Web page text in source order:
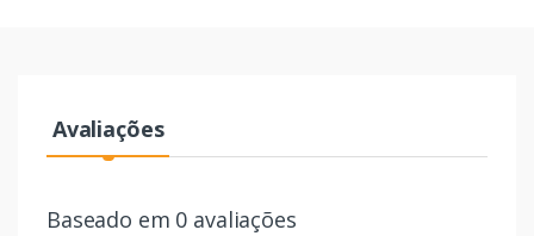
Avaliações
Baseado em 0 avaliações